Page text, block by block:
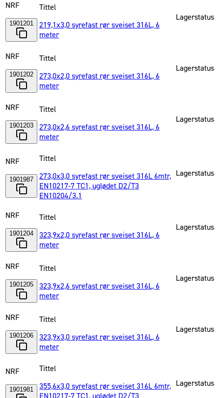
NRF
1901201
Tittel
219,1x3,0 syrefast rør sveiset 316L, 6
meter
Lagerstatus
NRF
1901202
Tittel
273,0x2,0 syrefast rør sveiset 316L, 6
meter
Lagerstatus
NRF
1901203
Tittel
273,0x2,6 syrefast rør sveiset 316L, 6
meter
Lagerstatus
NRF
1901987
Tittel
273,0x3,0 syrefast rør sveiset 316L 6mtr,
EN10217-7 TC1, uglødet D2/T3
EN10204/3.1
Lagerstatus
NRF
1901204
Tittel
323,9x2,0 syrefast rør sveiset 316L, 6
meter
Lagerstatus
NRF
1901205
Tittel
323,9x2,6 syrefast rør sveiset 316L, 6
meter
Lagerstatus
NRF
1901206
Tittel
323,9x3,0 syrefast rør sveiset 316L, 6
meter
Lagerstatus
NRF
1901981
Tittel
355,6x3,0 syrefast rør sveiset 316L 6mtr, Lagerstatus